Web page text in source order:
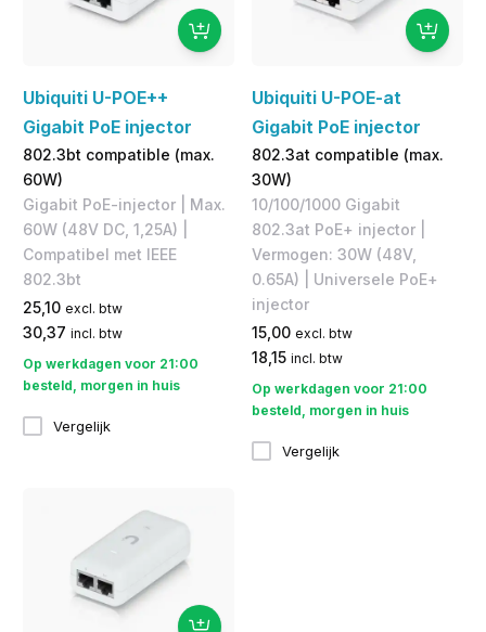
Ubiquiti U-POE++
Gigabit PoE injector
802.3bt compatible (max.
60W)
Gigabit PoE-injector | Max.
60W (48V DC, 1,25A) |
Compatibel met IEEE
802.3bt
25,10 excl. btw
30,37 incl. btw
Op werkdagen voor 21:00
besteld, morgen in huis
Vergelijk
Ubiquiti U-POE-at
Gigabit PoE injector
802.3at compatible (max.
30W)
10/100/1000 Gigabit
802.3at PoE+ injector |
Vermogen: 30W (48V,
0.65A) | Universele PoE+
injector
15,00 excl. btw
18,15 incl. btw
Op werkdagen voor 21:00
besteld, morgen in huis
Vergelijk